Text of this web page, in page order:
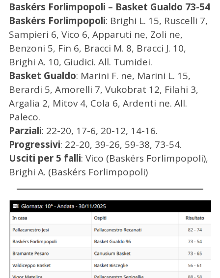
Baskérs Forlimpopoli – Basket Gualdo 73-54
Baskérs Forlimpopoli: Brighi L. 15, Ruscelli 7,
Sampieri 6, Vico 6, Apparuti ne, Zoli ne,
Benzoni 5, Fin 6, Bracci M. 8, Bracci J. 10,
Brighi A. 10, Giudici. All. Tumidei.
Basket Gualdo: Marini F. ne, Marini L. 15,
Berardi 5, Amorelli 7, Vukobrat 12, Filahi 3,
Argalia 2, Mitov 4, Cola 6, Ardenti ne. All.
Paleco.
Parziali: 22-20, 17-6, 20-12, 14-16.
Progressivi: 22-20, 39-26, 59-38, 73-54.
Usciti per 5 falli: Vico (Baskérs Forlimpopoli),
Brighi A. (Baskérs Forlimpopoli)